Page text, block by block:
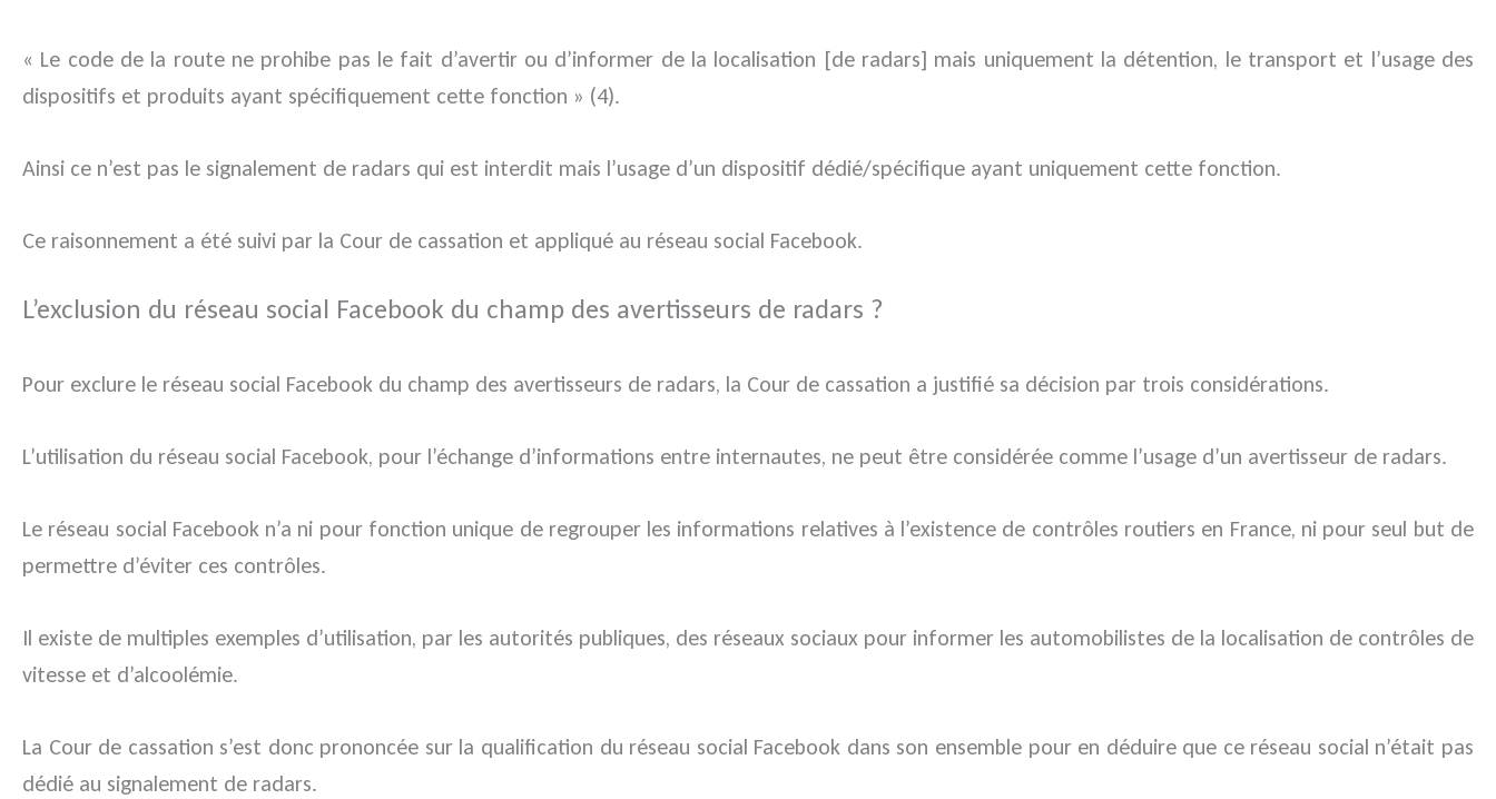
« Le code de la route ne prohibe pas le fait d’avertir ou d’informer de la localisation [de radars] mais uniquement la détention, le transport et l’usage des
dispositifs et produits ayant spécifiquement cette fonction » (4).
Ainsi ce n’est pas le signalement de radars qui est interdit mais l’usage d’un dispositif dédié/spécifique ayant uniquement cette fonction.
Ce raisonnement a été suivi par la Cour de cassation et appliqué au réseau social Facebook.
L’exclusion du réseau social Facebook du champ des avertisseurs de radars ?
Pour exclure le réseau social Facebook du champ des avertisseurs de radars, la Cour de cassation a justifié sa décision par trois considérations.
L’utilisation du réseau social Facebook, pour l’échange d’informations entre internautes, ne peut être considérée comme l’usage d’un avertisseur de radars.
Le réseau social Facebook n’a ni pour fonction unique de regrouper les informations relatives à l’existence de contrôles routiers en France, ni pour seul but de
permettre d’éviter ces contrôles.
Il existe de multiples exemples d’utilisation, par les autorités publiques, des réseaux sociaux pour informer les automobilistes de la localisation de contrôles de
vitesse et d’alcoolémie.
La Cour de cassation s’est donc prononcée sur la qualification du réseau social Facebook dans son ensemble pour en déduire que ce réseau social n’était pas
dédié au signalement de radars.